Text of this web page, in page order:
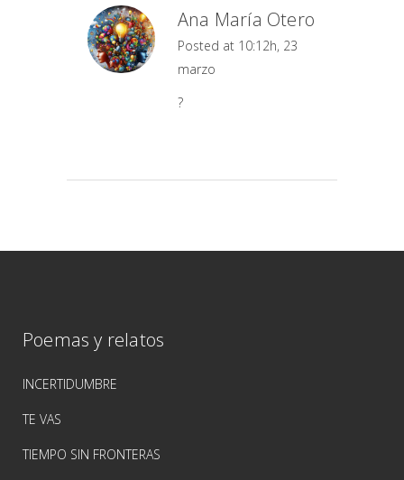
Ana María Otero
Posted at 10:12h, 23
marzo
?
Poemas y relatos
INCERTIDUMBRE
TE VAS
TIEMPO SIN FRONTERAS